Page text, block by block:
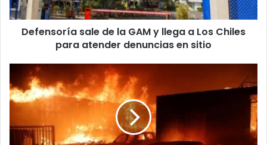
a
Los
Chiles
denuncias
en
sitio
Defensoría sale de la GAM y llega a Los Chiles
para atender denuncias en sitio
Incendios
en
casas
aseguradas
pagos